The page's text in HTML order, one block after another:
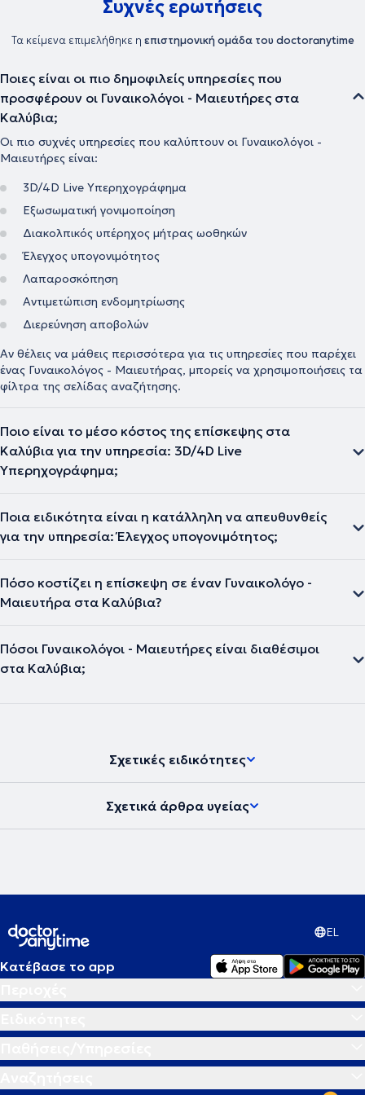
Συχνές ερωτήσεις
Τα κείμενα επιμελήθηκε η επιστημονική ομάδα του doctoranytime
Ποιες είναι οι πιο δημοφιλείς υπηρεσίες που
προσφέρουν οι Γυναικολόγοι - Μαιευτήρες στα
Καλύβια;
Οι πιο συχνές υπηρεσίες που καλύπτουν οι Γυναικολόγοι -
Μαιευτήρες είναι:
3D/4D Live Υπερηχογράφημα
Εξωσωματική γονιμοποίηση
Διακολπικός υπέρηχος μήτρας ωοθηκών
Έλεγχος υπογονιμότητος
Λαπαροσκόπηση
Αντιμετώπιση ενδομητρίωσης
Διερεύνηση αποβολών
Αν θέλεις να μάθεις περισσότερα για τις υπηρεσίες που παρέχει
ένας Γυναικολόγος - Μαιευτήρας, μπορείς να χρησιμοποιήσεις τα
φίλτρα της σελίδας αναζήτησης.
Ποιο είναι το μέσο κόστος της επίσκεψης στα
Καλύβια για την υπηρεσία: 3D/4D Live
Υπερηχογράφημα;
Ποια ειδικότητα είναι η κατάλληλη να απευθυνθείς
για την υπηρεσία: Έλεγχος υπογονιμότητος;
Πόσο κοστίζει η επίσκεψη σε έναν Γυναικολόγο -
Μαιευτήρα στα Καλύβια?
Πόσοι Γυναικολόγοι - Μαιευτήρες είναι διαθέσιμοι
στα Καλύβια;
Σχετικές ειδικότητες
Σχετικά άρθρα υγείας
EL
Κατέβασε το app